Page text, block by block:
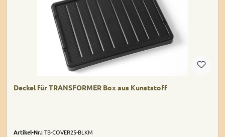
Deckel für TRANSFORMER Box aus Kunststoff
Artikel-Nr.:TB-COVER25-BLKM